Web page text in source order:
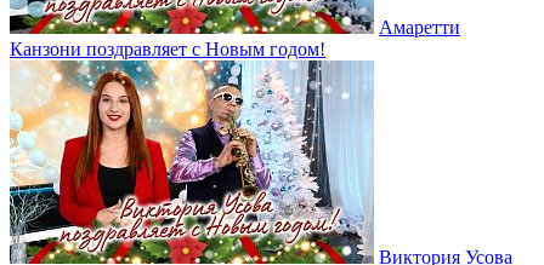
Амаретти
Канзони поздравляет с Новым годом!
Виктория Усова